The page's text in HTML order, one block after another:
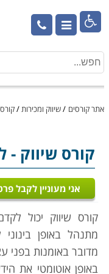

אתר קורסים /שיווק ומכירות/
קורס שיווק -
אני מעוניין לקבל
קורס שיווק יכול
מתנהל באופן
מדובר באומנות
באופן אוטומטי את